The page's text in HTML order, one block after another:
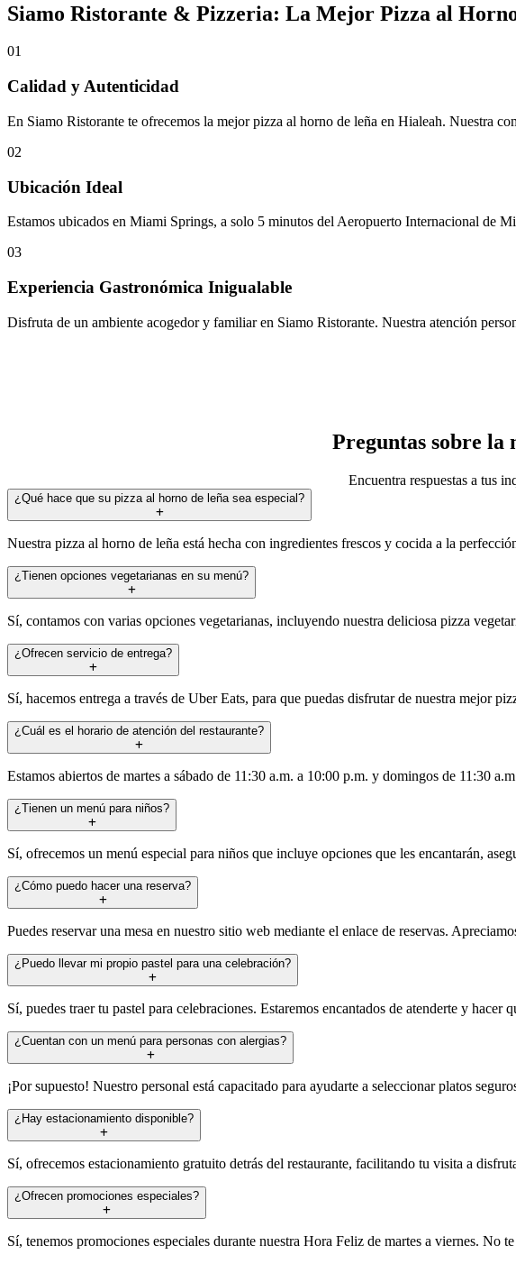
Siamo Ristorante & Pizzeria: La Mejor Pizza al
01
Calidad y Autenticidad
En Siamo Ristorante te ofrecemos la mejor pizza al horno de leña en Hialeah. Nuestra
02
Ubicación Ideal
Estamos ubicados en Miami Springs, a solo 5 minutos del Aeropuerto Internacional de
03
Experiencia Gastronómica Inigualable
Disfruta de un ambiente acogedor y familiar en Siamo Ristorante. Nuestra atención
Preguntas sobre la
Encuentra respuestas a tus
¿Qué hace que su pizza al horno de leña sea especial?
Nuestra pizza al horno de leña está hecha con ingredientes frescos y cocida a la
¿Tienen opciones vegetarianas en su menú?
Sí, contamos con varias opciones vegetarianas, incluyendo nuestra deliciosa pizza
¿Ofrecen servicio de entrega?
Sí, hacemos entrega a través de Uber Eats, para que puedas disfrutar de nuestra mejor
¿Cuál es el horario de atención del restaurante?
Estamos abiertos de martes a sábado de 11:30 a.m. a 10:00 p.m. y domingos de 11:30
¿Tienen un menú para niños?
Sí, ofrecemos un menú especial para niños que incluye opciones que les encantarán,
¿Cómo puedo hacer una reserva?
Puedes reservar una mesa en nuestro sitio web mediante el enlace de reservas.
¿Puedo llevar mi propio pastel para una celebración?
Sí, puedes traer tu pastel para celebraciones. Estaremos encantados de atenderte y
¿Cuentan con un menú para personas con alergias?
¡Por supuesto! Nuestro personal está capacitado para ayudarte a seleccionar platos
¿Hay estacionamiento disponible?
Sí, ofrecemos estacionamiento gratuito detrás del restaurante, facilitando tu visita a
¿Ofrecen promociones especiales?
Sí, tenemos promociones especiales durante nuestra Hora Feliz de martes a viernes.